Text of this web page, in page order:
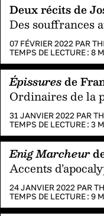
Deux récits de
Des souffrances
07 FÉVRIER 2022 PAR
TEMPS DE LECTURE : 8
Épissuresde
Ordinaires de la
31 JANVIER 2022 PAR
TEMPS DE LECTURE : 3
Enig Marcheur
Accents
24 JANVIER 2022 PAR
TEMPS DE LECTURE : 9